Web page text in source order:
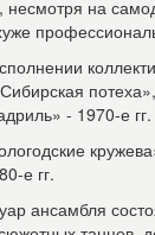
несмотря на
- 1970-е гг.
е гг.
ансамбля